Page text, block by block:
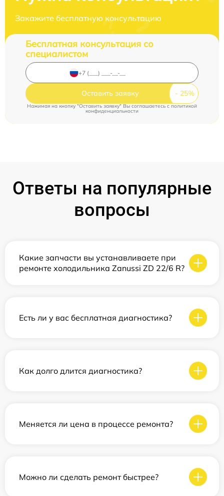
Закажите бесплатную консультацию
Бесплатная консультация со
специалистом
Оставить заявку
Нажимая на кнопку "Оставить заявку" Вы соглашаетесь cполитикой
конфиденциальности
Ответы на популярные
вопросы
Какие запчасти вы устанавливаете при
ремонте холодильника Zanussi ZD 22/6 R?
Есть ли у вас бесплатная диагностика?
Как долго длится диагностика?
Меняется ли цена в процессе ремонта?
Можно ли сделать ремонт быстрее?